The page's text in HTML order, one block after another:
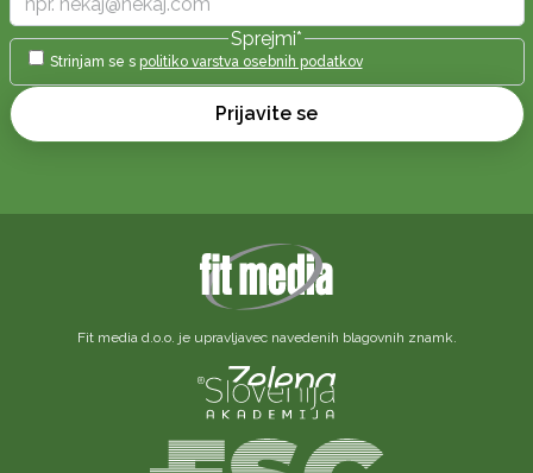
Sprejmi*
Strinjam se s politiko varstva osebnih podatkov
Prijavite se
Fit media d.o.o. je upravljavec navedenih blagovnih znamk.